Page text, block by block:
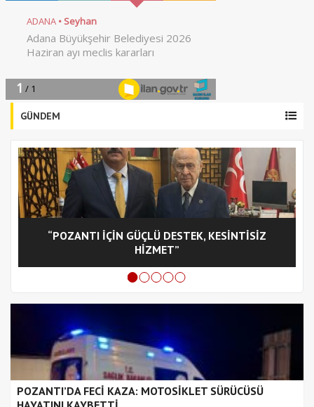
GÜNDEM
“POZANTI İÇİN GÜÇLÜ DESTEK, KESİNTİSİZ
HİZMET”
POZANTI’DA FECİ KAZA: MOTOSİKLET SÜRÜCÜSÜ